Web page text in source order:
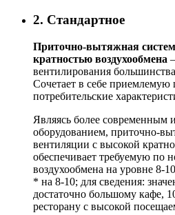
2. Стандартное
Приточно-вытяжная
кратностью воздухообмена
вентилирования
Сочетает в себе приемлемую
потребительские
Являясь более современным
оборудованием, приточно-
вентиляции с высокой
обеспечивает требуемую по
воздухообмена на уровне 8-
* на 8-10; для сведения:
достаточно большому кафе,
ресторану с высокой